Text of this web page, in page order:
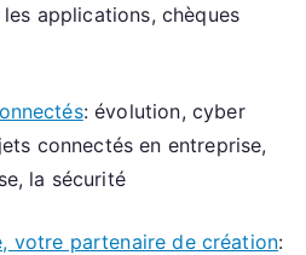
applications, chèques
: évolution, cyber
connectés en entreprise,
la sécurité
votre partenaire de création: